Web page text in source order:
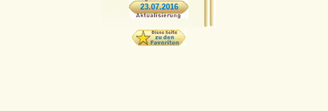
23.07.2016